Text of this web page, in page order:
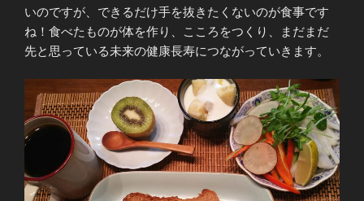
いのですが、できるだけ手を抜きたくないのが食事です
ね！食べたものが体を作り、こころをつくり、まだまだ
先と思っている未来の健康長寿につながっていきます。